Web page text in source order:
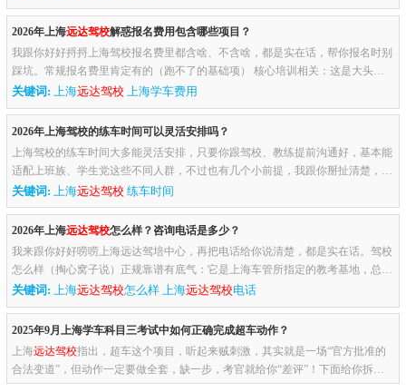
2026年上海远达驾校解惑报名费用包含哪些项目？
我跟你好好捋捋上海驾校报名费里都含啥、不含啥，都是实在话，帮你报名时别
踩坑。常规报名费里肯定有的（跑不了的基础项） 核心培训相关：这是大头！
包含教练教学费、练车场地费、车辆使用费（油费、损耗都算）、教材...
关键词: 上海远达驾校 上海学车费用
2026年上海驾校的练车时间可以灵活安排吗？
上海驾校的练车时间大多能灵活安排，只要你跟驾校、教练提前沟通好，基本能
适配上班族、学生党这些不同人群，不过也有几个小前提，我跟你掰扯清楚，都
是实在话。灵活度到底怎么样（日常真实情况）班次超贴心，覆盖各...
关键词: 上海远达驾校 练车时间
2026年上海远达驾校怎么样？咨询电话是多少？
我来跟你好好唠唠上海远达驾培中心，再把电话给你说清楚，都是实在话。驾校
怎么样（掏心窝子说）正规靠谱有底气：它是上海车管所指定的教考基地，总部
在闵行区梅莲路1号，占地150亩，场地特别大，模拟铁道口、八字路...
关键词: 上海远达驾校怎么样 上海远达驾校电话
2025年9月上海学车科目三考试中如何正确完成超车动作？
上海远达驾校指出，超车这个项目，听起来贼刺激，其实就是一场“官方批准的
合法变道”，但动作一定要做全套，缺一步，考官就给你“差评”！下面给你拆
成“七步杀”，一步都别省——先“听”口令，别激动语音一报“请...